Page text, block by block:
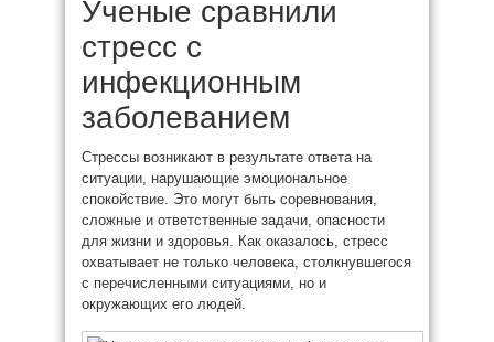
Ученые сравнили
стресс с
инфекционным
заболеванием
Стрессы возникают в результате ответа на
ситуации, нарушающие эмоциональное
спокойствие. Это могут быть соревнования,
сложные и ответственные задачи, опасности
для жизни и здоровья. Как оказалось, стресс
охватывает не только человека, столкнувшегося
с перечисленными ситуациями, но и
окружающих его людей.